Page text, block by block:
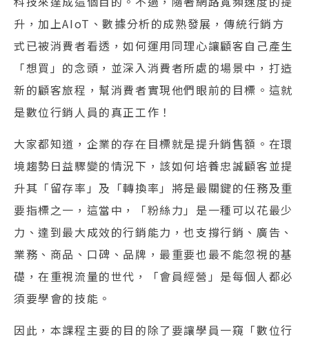
升，加上AIoT、數據分析的成熟發展，傳統行銷方
式已被消費者看透，如何運用同理心讓顧客自己產生
「想買」的念頭，並深入消費者所處的場景中，打造
新的顧客旅程，幫消費者實現他們眼前的目標。這就
是數位行銷人員的真正工作！
大家都知道，企業的存在目標就是提升銷售額。在環
境趨勢日益驟變的情況下，該如何培養忠誠顧客並提
升其「留存率」及「轉換率」將是最關鍵的任務及重
要指標之一，這當中，「粉絲力」是一種可以花最少
力、達到最大成效的行銷能力，也支撐行銷、廣告、
業務、商品、口碑、品牌，最重要也最不能忽視的基
礎，在重視流量的世代，「會員經營」是每個人都必
須要學會的技能。
因此，本課程主要的目的除了要讓學員一窺「數位行